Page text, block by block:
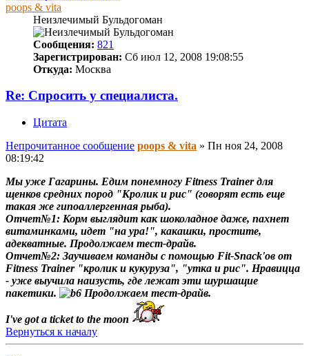
poops & vita
Неизлечимый Бульдогоман
Сообщения: 821
Зарегистрирован: Сб июл 12, 2008 19:08:55
Откуда: Москва
Re: Спросить у специалиста.
Цитата
Непрочитанное сообщение poops & vita » Пн ноя 24, 2008
08:19:42
Мы уже Гагарины. Едим понемногу Fitness Trainer для
щенков средних пород "Кролик и рис" (говорят есть еще
такая же гипоаллергенная рыба).
Отчет№1: Корм выглядит как шоколадное даже, пахнет
витаминками, идет "на ура!", какашки, простите,
адекватные. Продолжаем тест-драйв.
Отчет№2: Заучиваем команды с помощью Fit-Snack'ов от
Fitness Trainer "кролик и кукуруза", "утка и рис". Нравицца
- уже выучила наизусть, где лежат эти шуршащие
пакетики.
Продолжаем тест-драйв.
I've got a ticket to the moon
Вернуться к началу